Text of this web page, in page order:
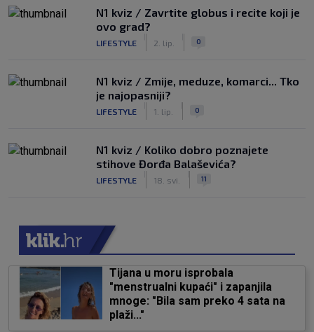
N1 kviz / Zavrtite globus i recite koji je
ovo grad?
LIFESTYLE 2. lip. 0
N1 kviz / Zmije, meduze, komarci... Tko
je najopasniji?
LIFESTYLE 1. lip. 0
N1 kviz / Koliko dobro poznajete
stihove Đorđa Balaševića?
LIFESTYLE 18. svi. 11
Tijana u moru isprobala
"menstrualni kupaći" i zapanjila
mnoge: "Bila sam preko 4 sata na
plaži..."